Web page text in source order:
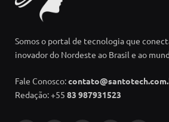
Somos o portal de tecnologia que
inovador do Nordeste ao Brasil e ao
Fale Conosco:
Redação: +55 83 987931523